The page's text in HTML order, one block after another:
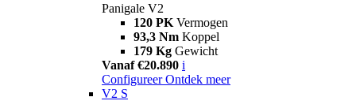
Panigale V2
120 PK Vermogen
93,3 Nm Koppel
179 Kg Gewicht
Vanaf €20.890 i
Configureer Ontdek meer
V2 S